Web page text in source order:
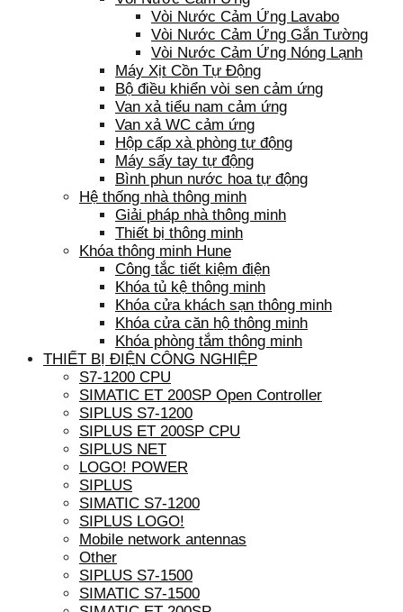
Vòi Nước Cảm Ứng Lavabo
Vòi Nước Cảm Ứng Gắn Tường
Vòi Nước Cảm Ứng Nóng Lạnh
Máy Xịt Cồn Tự Động
Bộ điều khiển vòi sen cảm ứng
Van xả tiểu nam cảm ứng
Van xả WC cảm ứng
Hộp cấp xà phòng tự động
Máy sấy tay tự động
Bình phun nước hoa tự động
Hệ thống nhà thông minh
Giải pháp nhà thông minh
Thiết bị thông minh
Khóa thông minh Hune
Công tắc tiết kiệm điện
Khóa tủ kệ thông minh
Khóa cửa khách sạn thông minh
Khóa cửa căn hộ thông minh
Khóa phòng tắm thông minh
THIẾT BỊ ĐIỆN CÔNG NGHIỆP
S7-1200 CPU
SIMATIC ET 200SP Open Controller
SIPLUS S7-1200
SIPLUS ET 200SP CPU
SIPLUS NET
LOGO! POWER
SIPLUS
SIMATIC S7-1200
SIPLUS LOGO!
Mobile network antennas
Other
SIPLUS S7-1500
SIMATIC S7-1500